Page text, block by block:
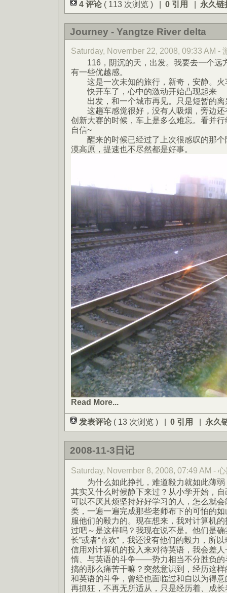
4 评论 ( 113 次浏览 ) | 0 引用 | 永久链
Journey - Yangtze River delta
Saturday, November 22, 2008, 09:33 AM -
116，阴沉的天，出发。我要去一个远
有一些优越感。
这是一次未知的旅行，新奇，安静。火
快开车了，心中的激动开始凸现起来
出发，和一个城市再见。只是短暂的离
这趟车感觉很好，没有人吸烟，旁边还
创新大赛的时候，车上是多么难忘。看并
自信~
醒来的时候已经过了上次很感叹的那个
漠高原，提速也不尽然都是好事。
Read More...
发表评论 ( 13 次浏览 ) | 0 引用 | 永久
2008-11-3日记
Saturday, November 8, 2008, 07:49 AM -
为什么如此挣扎，难道毅力就如此薄弱
其实又什么时候静下来过？从小学开始，
可以不厌其烦坚持好好学习的人，怎么就
类，一遍一遍完成那些老师布下的可怕的
服他们的毅力的。现在想来，我对计算机
过吧～是这样吗？我现在说不是。他们是
长”或者“喜欢”，我还没有他们的毅力，所
信用对计算机的投入来对待英语，我会差
惰、与英语的斗争——势力相当不分胜负的
搞的那么痛苦干嘛？突然意识到，经历这
和英语的斗争，曾经也面临过和自以为得
再抓狂，不再无所适从，只是经历着、成长